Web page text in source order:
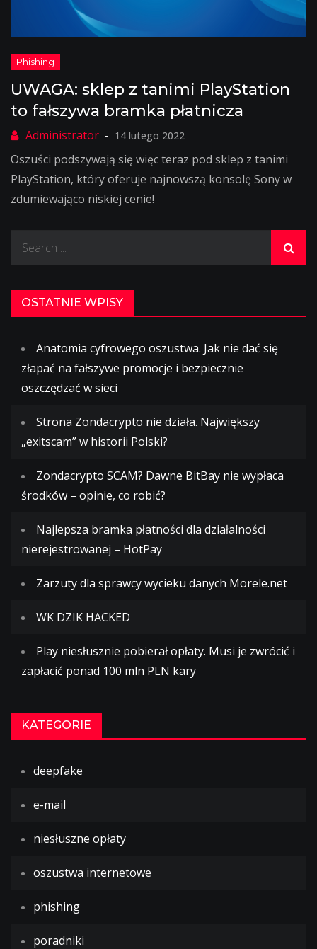
UWAGA: sklep z tanimi PlayStation
to fałszywa bramka płatnicza
14 lutego 2022
Oszuści podszywają się więc teraz pod sklep z tanimi
PlayStation, który oferuje najnowszą konsolę Sony w
zdumiewająco niskiej cenie!
OSTATNIE WPISY
Anatomia cyfrowego oszustwa. Jak nie dać się
złapać na fałszywe promocje i bezpiecznie
oszczędzać w sieci
Strona Zondacrypto nie działa. Największy
„exitscam” w historii Polski?
Zondacrypto SCAM? Dawne BitBay nie wypłaca
środków – opinie, co robić?
Najlepsza bramka płatności dla działalności
nierejestrowanej – HotPay
Zarzuty dla sprawcy wycieku danych Morele.net
WK DZIK HACKED
Play niesłusznie pobierał opłaty. Musi je zwrócić i
zapłacić ponad 100 mln PLN kary
KATEGORIE
deepfake
e-mail
niesłuszne opłaty
oszustwa internetowe
phishing
poradniki